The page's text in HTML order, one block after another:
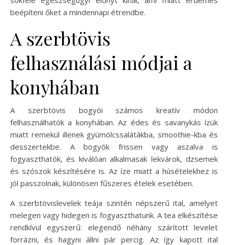
beépíteni őket a mindennapi étrendbe.
A szerbtövis
felhasználási módjai a
konyhában
A szerbtövis bogyói számos kreatív módon
felhasználhatók a konyhában. Az édes és savanykás ízük
miatt remekül illenek gyümölcssalátákba, smoothie-kba és
desszertekbe. A bogyók frissen vagy aszalva is
fogyaszthatók, és kiválóan alkalmasak lekvárok, dzsemek
és szószok készítésére is. Az íze miatt a húsételekhez is
jól passzolnak, különösen fűszeres ételek esetében.
A szerbtövislevelek teája szintén népszerű ital, amelyet
melegen vagy hidegen is fogyaszthatunk. A tea elkészítése
rendkívül egyszerű: elegendő néhány szárított levelet
forrázni, és hagyni állni pár percig. Az így kapott ital